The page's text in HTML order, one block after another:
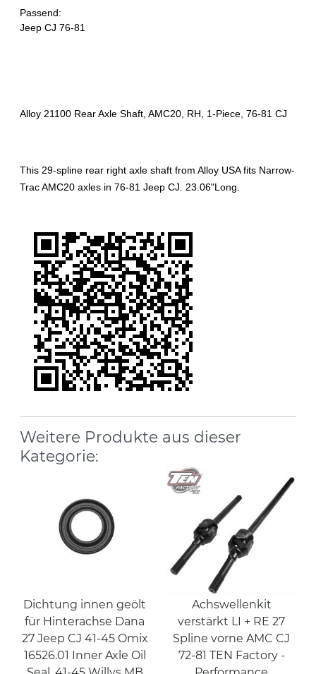
Passend:
Jeep CJ 76-81
Alloy 21100 Rear Axle Shaft, AMC20, RH, 1-Piece, 76-81 CJ
This 29-spline rear right axle shaft from Alloy USA fits Narrow-
Trac AMC20 axles in 76-81 Jeep CJ. 23.06"Long.
Weitere Produkte aus dieser
Kategorie:
Dichtung innen geölt
für Hinterachse Dana
27 Jeep CJ 41-45 Omix
16526.01 Inner Axle Oil
Achswellenkit
verstärkt LI + RE 27
Spline vorne AMC CJ
72-81 TEN Factory -